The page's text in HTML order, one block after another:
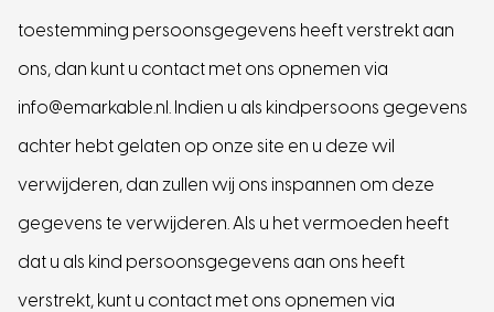
toestemming persoonsgegevens heeft verstrekt aan
ons, dan kunt u contact met ons opnemen via
info@emarkable.nl. Indien u als kindpersoons gegevens
achter hebt gelaten op onze site en u deze wil
verwijderen, dan zullen wij ons inspannen om deze
gegevens te verwijderen. Als u het vermoeden heeft
dat u als kind persoonsgegevens aan ons heeft
verstrekt, kunt u contact met ons opnemen via